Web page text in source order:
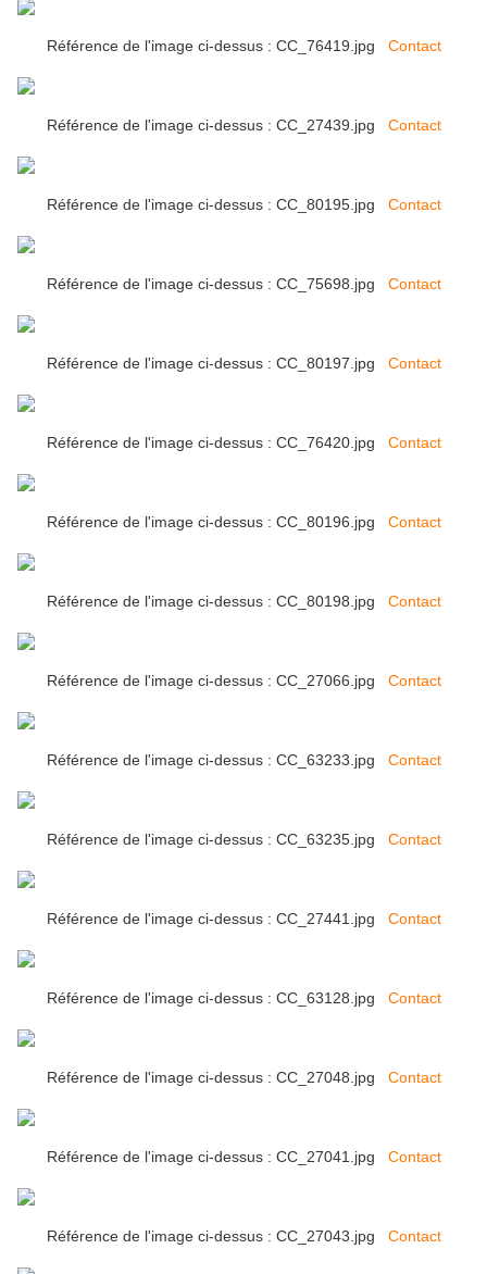
Référence de l'image ci-dessus : CC_76419.jpg Contact
Référence de l'image ci-dessus : CC_27439.jpg Contact
Référence de l'image ci-dessus : CC_80195.jpg Contact
Référence de l'image ci-dessus : CC_75698.jpg Contact
Référence de l'image ci-dessus : CC_80197.jpg Contact
Référence de l'image ci-dessus : CC_76420.jpg Contact
Référence de l'image ci-dessus : CC_80196.jpg Contact
Référence de l'image ci-dessus : CC_80198.jpg Contact
Référence de l'image ci-dessus : CC_27066.jpg Contact
Référence de l'image ci-dessus : CC_63233.jpg Contact
Référence de l'image ci-dessus : CC_63235.jpg Contact
Référence de l'image ci-dessus : CC_27441.jpg Contact
Référence de l'image ci-dessus : CC_63128.jpg Contact
Référence de l'image ci-dessus : CC_27048.jpg Contact
Référence de l'image ci-dessus : CC_27041.jpg Contact
Référence de l'image ci-dessus : CC_27043.jpg Contact